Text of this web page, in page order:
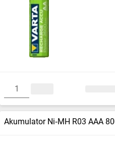
Akumulator Ni‑MH R03 AAA